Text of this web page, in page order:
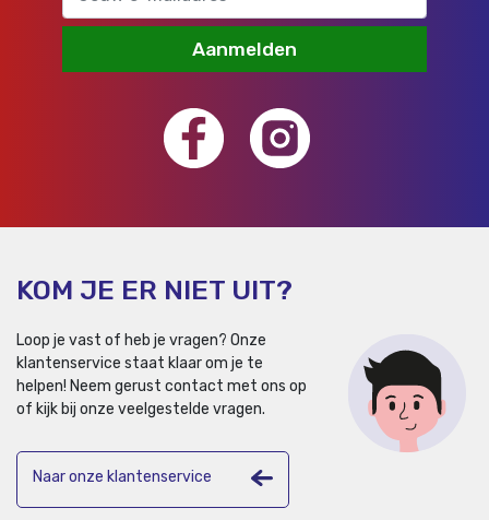
Aanmelden
KOM JE ER NIET UIT?
Loop je vast of heb je vragen? Onze
klantenservice staat klaar om je te
helpen! Neem gerust contact met ons op
of kijk bij onze veelgestelde vragen.
Naar onze klantenservice